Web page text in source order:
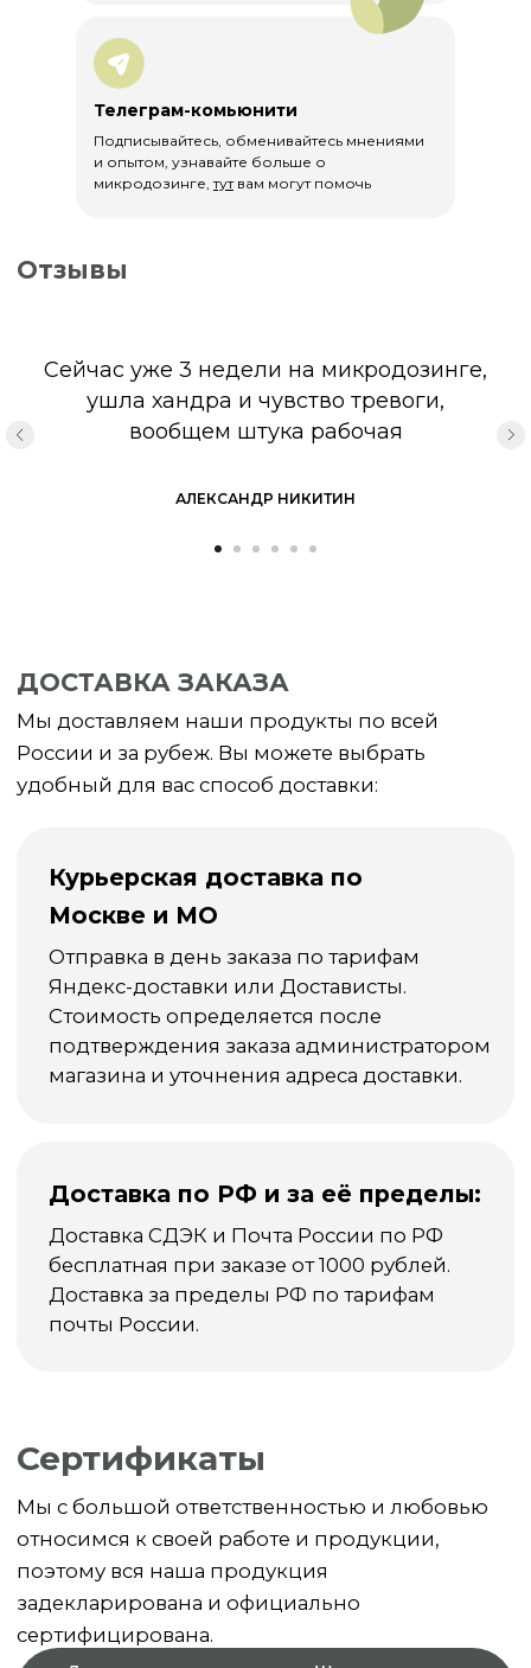
Телеграм-комьюнити
Подписывайтесь, обменивайтесь мнениями
и опытом, узнавайте больше о
микродозинге,тутвам могут помочь
Сейчас уже 3 недели на микродозинге,
ушла хандра и чувство тревоги,
вообщем штука рабочая
АЛЕКСАНДР НИКИТИН
Декларация соответствия Шиитаке и
СГР на Цетрарию исландскую
относимся к своей работе и продукции,
поэтому вся наша продукция
задекларирована и официально
сертифицирована.